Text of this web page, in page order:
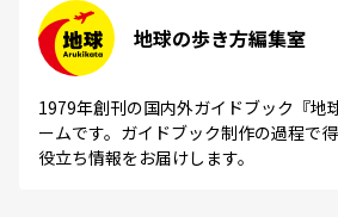
地球の歩き方編集室
1979年創刊の国内外ガイドブック『地
ームです。ガイドブック制作の過程で
役立ち情報をお届けします。